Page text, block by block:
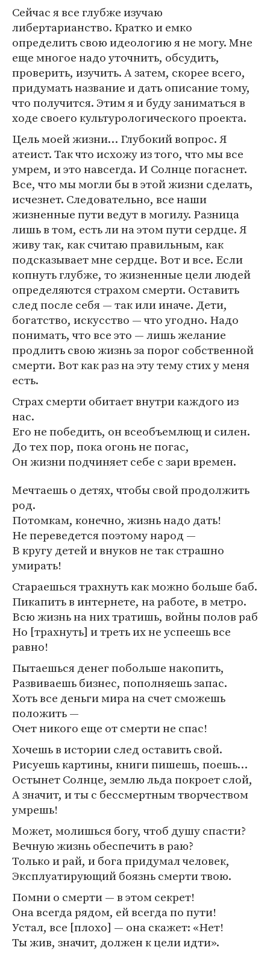
Сейчас я все глубже изучаю
либертарианство. Кратко и емко
определить свою идеологию я не могу. Мне
еще многое надо уточнить, обсудить,
проверить, изучить. А затем, скорее всего,
придумать название и дать описание тому,
что получится. Этим я и буду заниматься в
ходе своего культурологического проекта.
Цель моей жизни… Глубокий вопрос. Я
атеист. Так что исхожу из того, что мы все
умрем, и это навсегда. И Солнце погаснет.
Все, что мы могли бы в этой жизни сделать,
исчезнет. Следовательно, все наши
жизненные пути ведут в могилу. Разница
лишь в том, есть ли на этом пути сердце. Я
живу так, как считаю правильным, как
подсказывает мне сердце. Вот и все. Если
копнуть глубже, то жизненные цели людей
определяются страхом смерти. Оставить
след после себя — так или иначе. Дети,
богатство, искусство — что угодно. Надо
понимать, что все это — лишь желание
продлить свою жизнь за порог собственной
смерти. Вот как раз на эту тему стих у меня
есть.
Страх смерти обитает внутри каждого из
нас.
Его не победить, он всеобъемлющ и силен.
До тех пор, пока огонь не погас,
Он жизни подчиняет себе с зари времен.
Мечтаешь о детях, чтобы свой продолжить
род.
Потомкам, конечно, жизнь надо дать!
Не переведется поэтому народ —
В кругу детей и внуков не так страшно
умирать!
Стараешься трахнуть как можно больше баб.
Пикапить в интернете, на работе, в метро.
Всю жизнь на них тратишь, войны полов раб
Но [трахнуть] и треть их не успеешь все
равно!
Пытаешься денег побольше накопить,
Развиваешь бизнес, пополняешь запас.
Хоть все деньги мира на счет сможешь
положить —
Счет никого еще от смерти не спас!
Хочешь в истории след оставить свой.
Рисуешь картины, книги пишешь, поешь…
Остынет Солнце, землю льда покроет слой,
А значит, и ты с бессмертным творчеством
умрешь!
Может, молишься богу, чтоб душу спасти?
Вечную жизнь обеспечить в раю?
Только и рай, и бога придумал человек,
Эксплуатирующий боязнь смерти твою.
Помни о смерти — в этом секрет!
Она всегда рядом, ей всегда по пути!
Устал, все [плохо] — она скажет: «Нет!
Ты жив, значит, должен к цели идти».